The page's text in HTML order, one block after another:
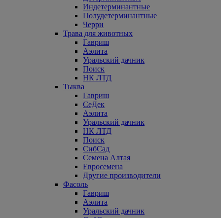
Индетерминантные
Полудетерминантные
Черри
Трава для животных
Гавриш
Аэлита
Уральский дачник
Поиск
НК ЛТД
Тыква
Гавриш
СеДек
Аэлита
Уральский дачник
НК ЛТД
Поиск
СибСад
Семена Алтая
Евросемена
Другие производители
Фасоль
Гавриш
Аэлита
Уральский дачник